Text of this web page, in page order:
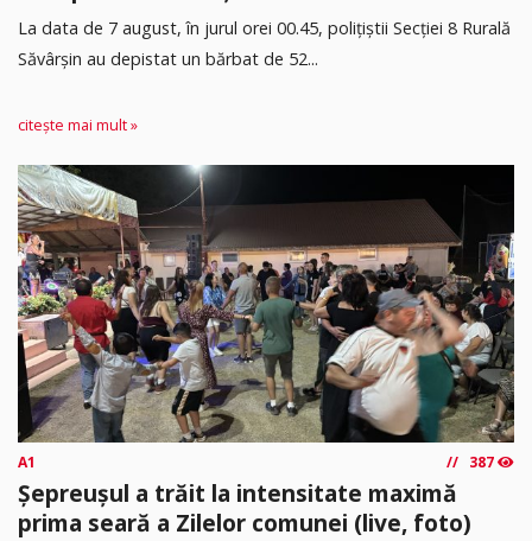
​La data de 7 august, în jurul orei 00.45, polițiștii Secției 8 Rurală
Săvârșin au depistat un bărbat de 52...
citește mai mult »
A1 387
Șepreușul a trăit la intensitate maximă
prima seară a Zilelor comunei (live, foto)